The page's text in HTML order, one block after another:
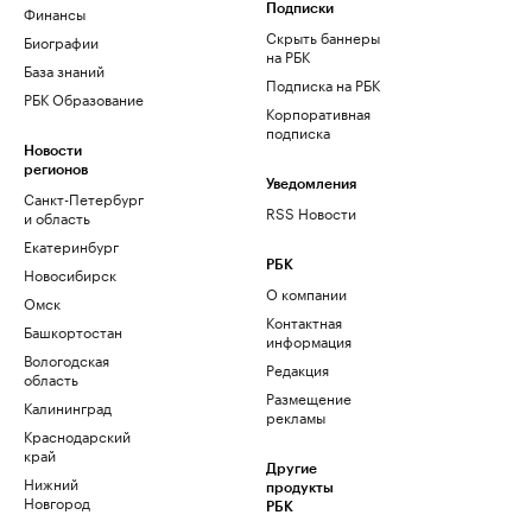
Финансы
Биографии
База знаний
РБК Образование
Новости
регионов
Санкт-Петербург
и область
Екатеринбург
Новосибирск
Омск
Башкортостан
Вологодская
область
Калининград
Краснодарский
край
Нижний
Новгород
Подписки
Скрыть баннеры
на РБК
Подписка на РБК
Корпоративная
подписка
Уведомления
RSS Новости
РБК
О компании
Контактная
информация
Редакция
Размещение
рекламы
Другие
продукты
РБК